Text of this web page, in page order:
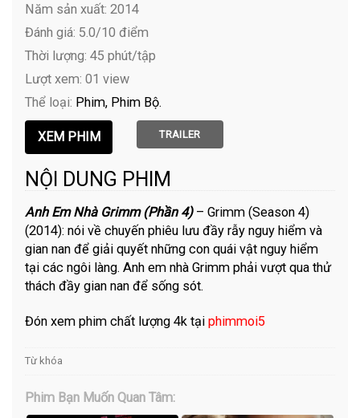
Năm sản xuất: 2014
Đánh giá: 5.0/10 điểm
Thời lượng: 45 phút/tập
Lượt xem: 01 view
Thể loại: Phim Phim Bộ
TRAILER
NỘI DUNG PHIM
Anh Em Nhà Grimm (Phần 4) – Grimm (Season 4)
(2014): nói về chuyến phiêu lưu đầy rẫy nguy hiểm và
gian nan để giải quyết những con quái vật nguy hiểm
tại các ngôi làng. Anh em nhà Grimm phải vượt qua thử
thách đầy gian nan để sống sót.
Đón xem phim chất lượng 4k tạiphimmoi5
Từ khóa
Phim Bạn Muốn Quan Tâm: